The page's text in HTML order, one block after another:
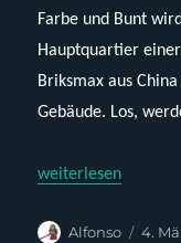
Farbe und Bunt
Hauptquartier
Briksmax aus
Gebäude. Los,
„Briksmax – BX085
weiterlesen
Autor
Alfonso 4.